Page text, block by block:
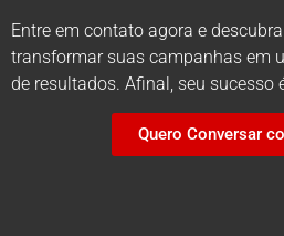
Entre em contato agora e
transformar suas campanhas em
de resultados. Afinal, seu sucesso
Quero Conversar